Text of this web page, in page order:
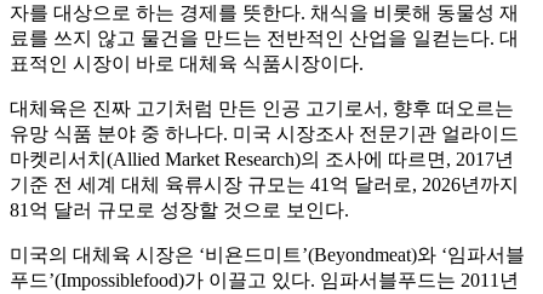
자를 대상으로 하는 경제를 뜻한다. 채식을 비롯해 동물성 재
료를 쓰지 않고 물건을 만드는 전반적인 산업을 일컫는다. 대
표적인 시장이 바로 대체육 식품시장이다.
대체육은 진짜 고기처럼 만든 인공 고기로서, 향후 떠오르는
유망 식품 분야 중 하나다. 미국 시장조사 전문기관 얼라이드
마켓리서치(Allied Market Research)의 조사에 따르면, 2017년
기준 전 세계 대체 육류시장 규모는 41억 달러로, 2026년까지
81억 달러 규모로 성장할 것으로 보인다.
미국의 대체육 시장은 ‘비욘드미트’(Beyondmeat)와 ‘임파서블
푸드’(Impossiblefood)가 이끌고 있다. 임파서블푸드는 2011년